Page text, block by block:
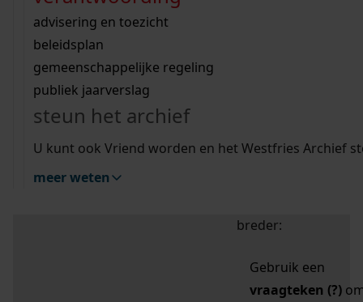
bouwvergunningen
omgevingsvergunningen
vergunningen
beeld en geluid
uitleg nodig?
Wij helpen u op weg met een aantal zoektips.
bekijk alle zoektips
Wij helpen u op weg met een aantal zoektips.
bekijk alle zoektips
bekijk ons geschiedenislokaal
advisering en toezicht
beleidsplan
gemeenschappelijke regeling
publiek jaarverslag
steun het archief
U kunt ook Vriend worden en het Westfries Archief
meer weten
zoektips
Mijn Studiezaal (inloggen)
uw zoekopdracht te
breder:
Gebruik een
vraagteken (?)